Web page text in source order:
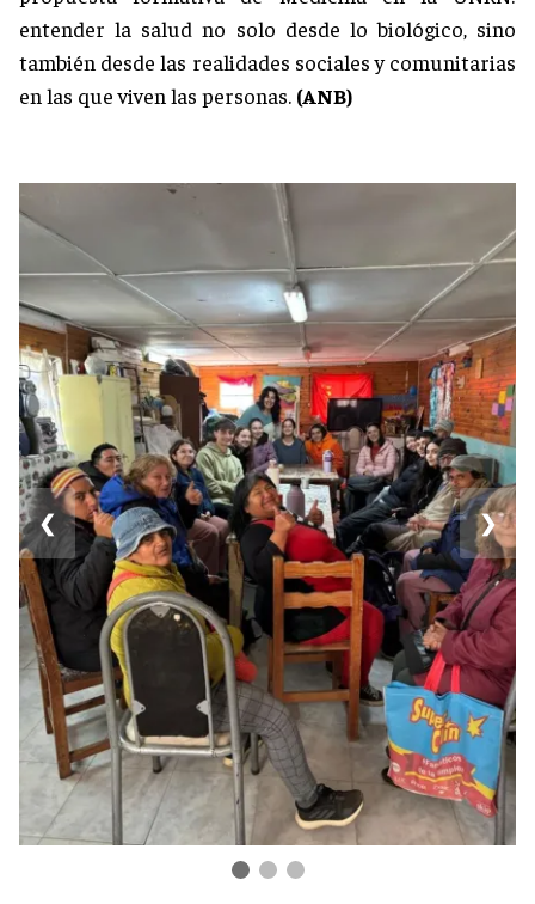
entender la salud no solo desde lo biológico, sino
también desde las realidades sociales y comunitarias
en las que viven las personas. (ANB)
❮ ❯